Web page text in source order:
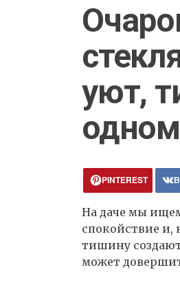
уют,
PINTEREST
На даче мы
спокойствие и,
тишину
может